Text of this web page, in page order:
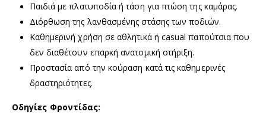
Παιδιά με πλατυποδία ή τάση για πτώση της καμάρας.
Διόρθωση της λανθασμένης στάσης των ποδιών.
Καθημερινή χρήση σε αθλητικά ή casual παπούτσια που
δεν διαθέτουν επαρκή ανατομική στήριξη.
Προστασία από την κούραση κατά τις καθημερινές
δραστηριότητες.
Οδηγίες Φροντίδας: